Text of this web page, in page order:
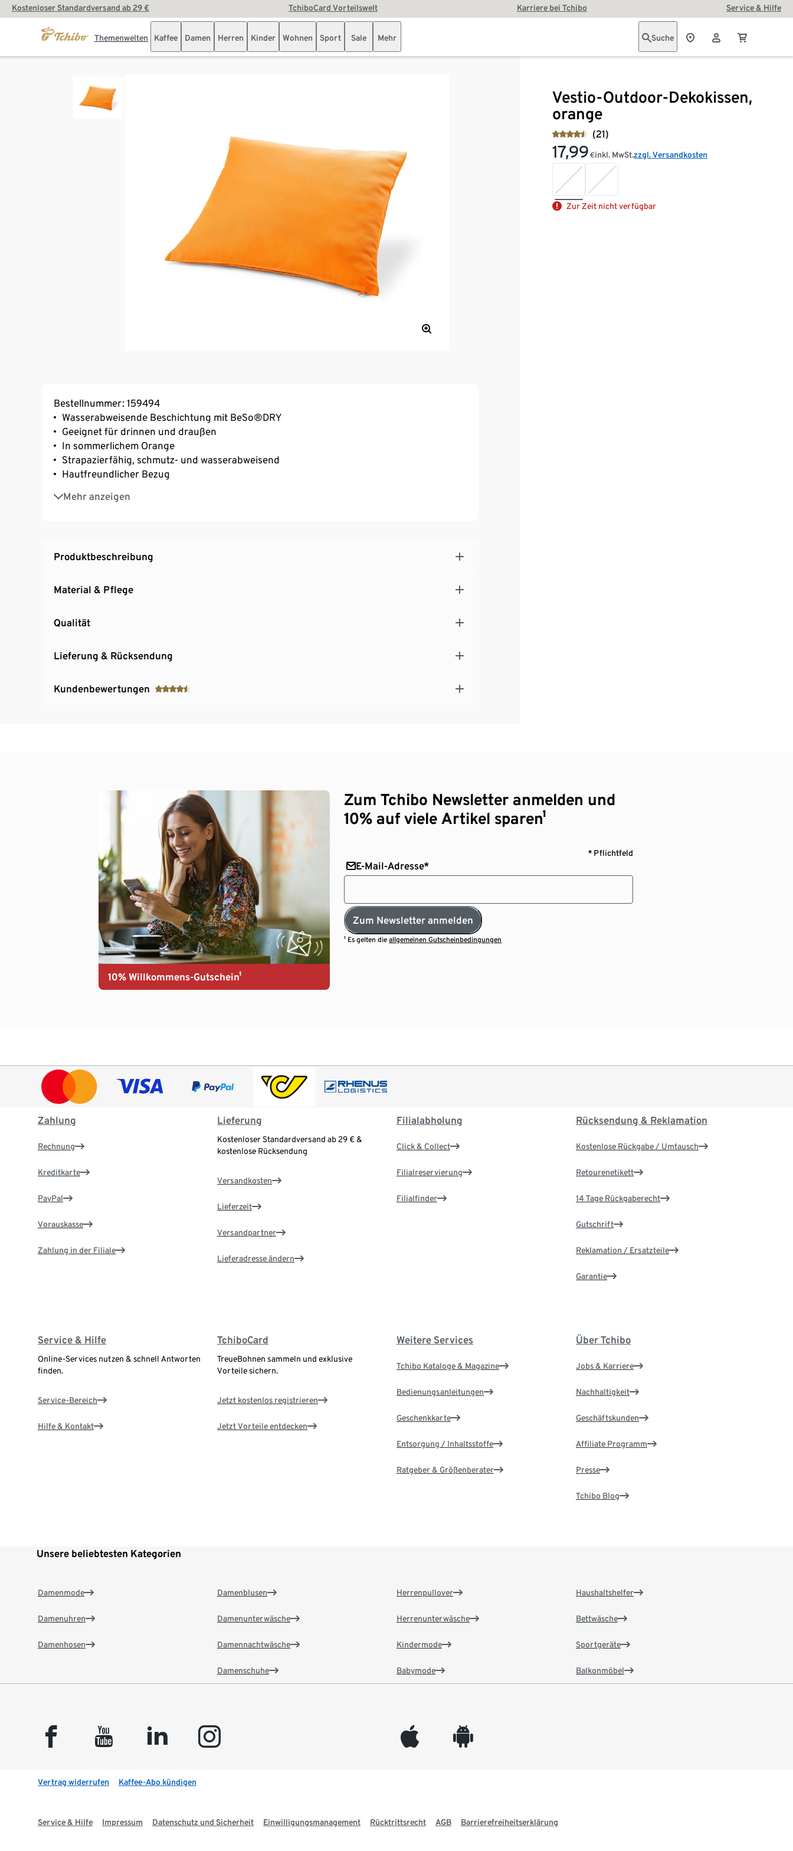
Kostenloser Standardversand ab 29 € TchiboCard Vorteilswelt Karriere bei Tchibo Service & Hilfe
Themenwelten Kaffee Damen Herren Kinder Wohnen Sport Sale Mehr Suche
Vestio-Outdoor-Dekokissen,
orange
(21)
17,99 €inkl. MwSt.zzgl. Versandkosten
Zur Zeit nicht verfügbar
Bestellnummer: 159494
Wasserabweisende Beschichtung mit BeSo®DRY
Geeignet für drinnen und draußen
In sommerlichem Orange
Strapazierfähig, schmutz- und wasserabweisend
Hautfreundlicher Bezug
Mehr anzeigen
Ca. 50 x 60 cm
Produktbeschreibung
Material & Pflege
Qualität
Lieferung & Rücksendung
Kundenbewertungen
10% Willkommens-Gutschein¹
Zum Tchibo Newsletter anmelden und
10% auf viele Artikel sparen¹
* Pflichtfeld
E-Mail-Adresse*
Zum Newsletter anmelden
¹ Es gelten dieallgemeinen Gutscheinbedingungen
Zahlung
Rechnung
Kreditkarte
PayPal
Vorauskasse
Zahlung in der Filiale
Lieferung
Kostenloser Standardversand ab 29 € &
kostenlose Rücksendung
Versandkosten
Lieferzeit
Versandpartner
Lieferadresse ändern
Filialabholung
Click & Collect
Filialreservierung
Filialfinder
Rücksendung & Reklamation
Kostenlose Rückgabe / Umtausch
Retourenetikett
14 Tage Rückgaberecht
Gutschrift
Reklamation / Ersatzteile
Garantie
Service & Hilfe
Online-Services nutzen & schnell Antworten
finden.
Service-Bereich
Hilfe & Kontakt
TchiboCard
TreueBohnen sammeln und exklusive
Vorteile sichern.
Jetzt kostenlos registrieren
Jetzt Vorteile entdecken
Weitere Services
Tchibo Kataloge & Magazine
Bedienungsanleitungen
Geschenkkarte
Entsorgung / Inhaltsstoffe
Ratgeber & Größenberater
Über Tchibo
Jobs & Karriere
Nachhaltigkeit
Geschäftskunden
Affiliate Programm
Presse
Tchibo Blog
Unsere beliebtesten Kategorien
Damenmode
Damenuhren
Damenhosen
Damenblusen
Damenunterwäsche
Damennachtwäsche
Damenschuhe
Herrenpullover
Herrenunterwäsche
Kindermode
Babymode
Haushaltshelfer
Bettwäsche
Sportgeräte
Balkonmöbel
facebook youtube linkedin instagram appleinc android
Vertrag widerrufen Kaffee-Abo kündigen
Service & Hilfe Impressum Datenschutz und Sicherheit Einwilligungsmanagement Rücktrittsrecht AGB Barrierefreiheitserklärung